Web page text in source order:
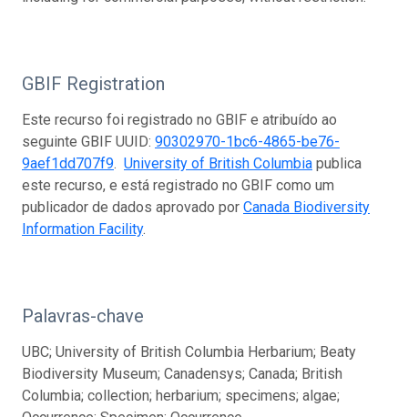
GBIF Registration
Este recurso foi registrado no GBIF e atribuído ao
seguinte GBIF UUID: 90302970-1bc6-4865-be76-
9aef1dd707f9. University of British Columbia publica
este recurso, e está registrado no GBIF como um
publicador de dados aprovado por Canada Biodiversity
Information Facility.
Palavras-chave
UBC; University of British Columbia Herbarium; Beaty
Biodiversity Museum; Canadensys; Canada; British
Columbia; collection; herbarium; specimens; algae;